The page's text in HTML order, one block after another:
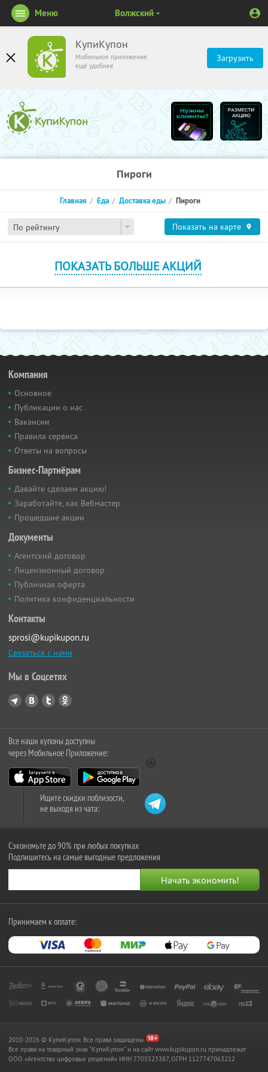
КупиКупон
Мобильное приложение
ещё удобнее
Загрузить
Меню Волжский
Пироги
По рейтингу
Главная Еда Доставка еды Пироги
Показать на карте
ПОКАЗАТЬ БОЛЬШЕ АКЦИЙ
Компания
Основное
Публикации о нас
Вакансии
Правила сервиса
Ответы на вопросы
Бизнес-Партнёрам
Давайте сделаем акцию!
Заработайте, как Вебмастер
Прошедшие акции
Документы
Агентский договор
Лицензионный договор
Публичная оферта
Политика конфиденциальности
Контакты
sprosi@kupikupon.ru
Связаться с нами
Мы в Соцсетях
Все наши купоны доступны
через Мобильное Приложение:
Ищите скидки поблизости,
не выходя из чата:
Сэкономьте до 90% при любых покупках
Подпишитесь на самые выгодные предложения
Принимаем к оплате:
2010-2026 © КупиКупон. Все права защищены.
Все права на товарный знак "КупиКупон" и на сайт www.kupikupon.ru принадлежат
OOO «Агентство цифровых решений» ИНН 7705523387, ОГРН 1127747063212